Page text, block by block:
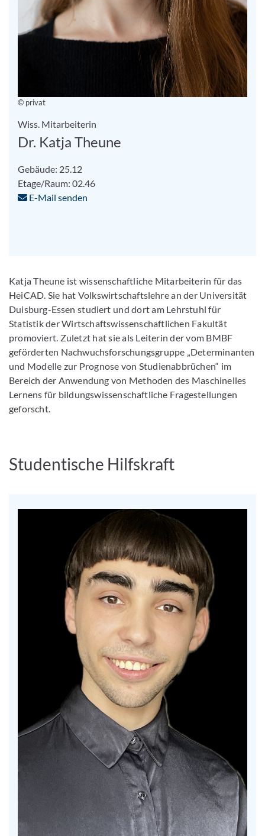
© privat
Wiss. Mitarbeiterin
Dr. Katja Theune
Gebäude: 25.12
Etage/Raum: 02.46
E-Mail senden
Katja Theune ist wissenschaftliche Mitarbeiterin für das
HeiCAD. Sie hat Volkswirtschaftslehre an der Universität
Duisburg-Essen studiert und dort am Lehrstuhl für
Statistik der Wirtschaftswissenschaftlichen Fakultät
promoviert. Zuletzt hat sie als Leiterin der vom BMBF
geförderten Nachwuchsforschungsgruppe „Determinanten
und Modelle zur Prognose von Studienabbrüchen“ im
Bereich der Anwendung von Methoden des Maschinelles
Lernens für bildungswissenschaftliche Fragestellungen
geforscht.
Studentische Hilfskraft